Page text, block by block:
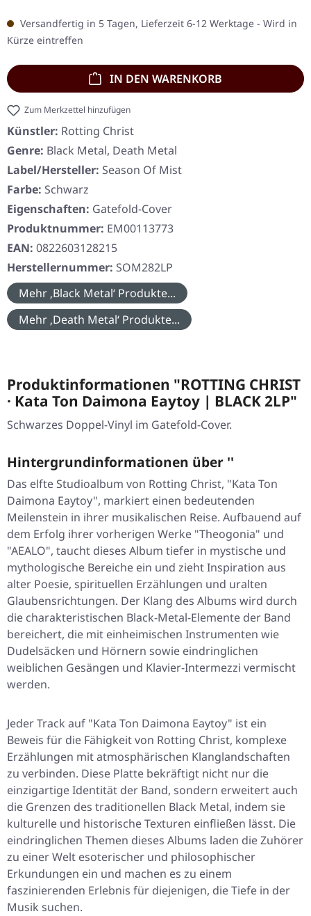
Versandfertig in 5 Tagen, Lieferzeit 6-12 Werktage - Wird in
Kürze eintreffen
IN DEN WARENKORB
Zum Merkzettel hinzufügen
Künstler: Rotting Christ
Genre: Black Metal, Death Metal
Label/Hersteller: Season Of Mist
Farbe: Schwarz
Eigenschaften: Gatefold-Cover
Produktnummer: EM00113773
EAN: 0822603128215
Herstellernummer: SOM282LP
Mehr ‚Black Metal‘ Produkte...
Mehr ‚Death Metal‘ Produkte...
Produktinformationen "ROTTING CHRIST
· Kata Ton Daimona Eaytoy | BLACK 2LP"
Schwarzes Doppel-Vinyl im Gatefold-Cover.
Hintergrundinformationen über ''
Das elfte Studioalbum von Rotting Christ, "Kata Ton
Daimona Eaytoy", markiert einen bedeutenden
Meilenstein in ihrer musikalischen Reise. Aufbauend auf
dem Erfolg ihrer vorherigen Werke "Theogonia" und
"AEALO", taucht dieses Album tiefer in mystische und
mythologische Bereiche ein und zieht Inspiration aus
alter Poesie, spirituellen Erzählungen und uralten
Glaubensrichtungen. Der Klang des Albums wird durch
die charakteristischen Black-Metal-Elemente der Band
bereichert, die mit einheimischen Instrumenten wie
Dudelsäcken und Hörnern sowie eindringlichen
weiblichen Gesängen und Klavier-Intermezzi vermischt
werden.
Jeder Track auf "Kata Ton Daimona Eaytoy" ist ein
Beweis für die Fähigkeit von Rotting Christ, komplexe
Erzählungen mit atmosphärischen Klanglandschaften
zu verbinden. Diese Platte bekräftigt nicht nur die
einzigartige Identität der Band, sondern erweitert auch
die Grenzen des traditionellen Black Metal, indem sie
kulturelle und historische Texturen einfließen lässt. Die
eindringlichen Themen dieses Albums laden die Zuhörer
zu einer Welt esoterischer und philosophischer
Erkundungen ein und machen es zu einem
faszinierenden Erlebnis für diejenigen, die Tiefe in der
Musik suchen.